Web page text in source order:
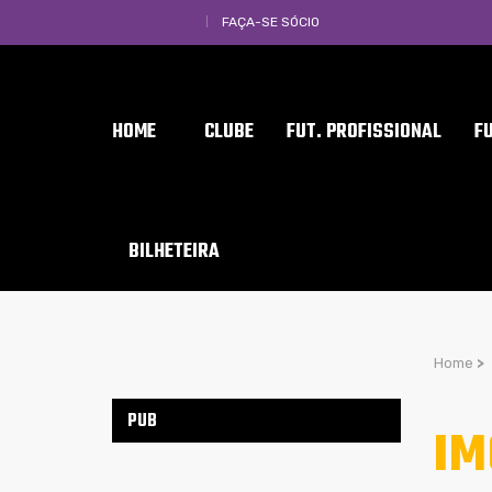
FAÇA-SE SÓCIO
HOME CLUBE FUT. PROFISSIONAL
BILHETEIRA
Home >
PUB